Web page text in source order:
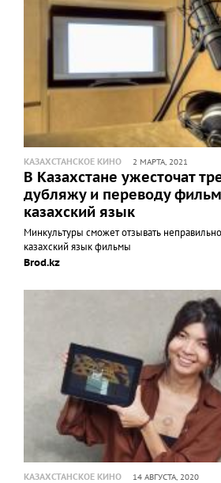
КАЗАХСТАНСКОЕ КИНО 2 МАРТА, 2021
В Казахстане ужесточат
дубляжу и переводу
казахский язык
Минкультуры сможет отзывать
казахский язык фильмы
Brod.kz
КАЗАХСТАНСКОЕ КИНО 14 АВГУСТА, 2020